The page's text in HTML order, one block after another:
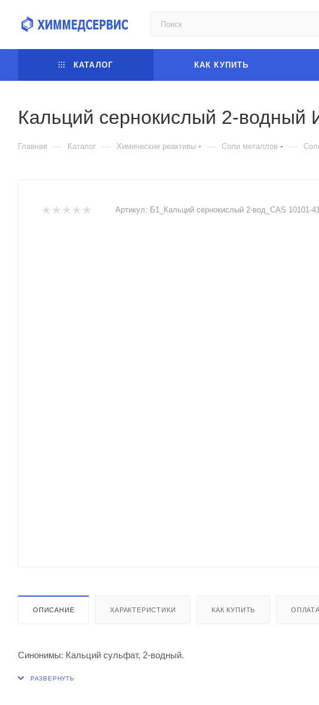
КАТАЛОГ КАК КУПИТЬ
Кальций сернокислый 2-
Главная — Каталог — Химические реактивы — Соли металлов —
Артикул: Б1_Кальций сернокислый 2-вод_CAS 10101-
ОПИСАНИЕ ХАРАКТЕРИСТИКИ КАК КУПИТЬ ОПЛАТА
Синонимы: Кальций сульфат, 2-водный.